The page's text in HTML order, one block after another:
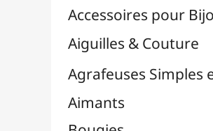
Divers
Effets Oxydation / Rouille
Emporte-Pièces & Perforatrices
Feuilles Métallisées & Foils
Feutrines & Caoutchouc Mousse
Fibres & Raphia
Fil Nylon & Elastiques